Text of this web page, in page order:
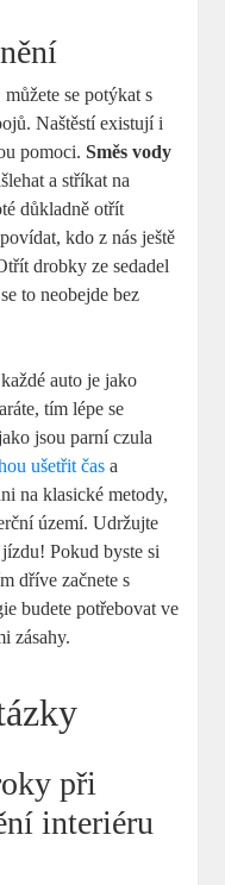
se potýkat s
Naštěstí existují i
pomoci.Směs vody
a stříkat na
důkladně otřít
kdo z nás ještě
drobky ze sedadel
to neobejde bez
auto je jako
tím lépe se
jsou parní czula
ušetřit čas a
na klasické metody,
území. Udržujte
Pokud byste si
dříve začnete s
budete potřebovat ve
zásahy.
při
interiéru